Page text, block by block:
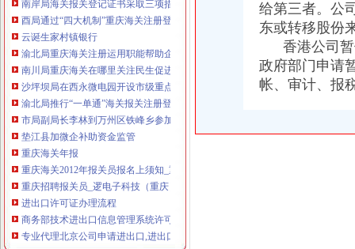
酉局通过“四大机制”重庆海关注册登记积推进微型企业发展
云诞生家村镇银行
渝北局重庆海关注册运用职能帮助企业融资八亿元
南川局重庆海关在哪里关注民生促进和谐大力推进12315行政执法体系建设
沙坪坝局在西永微电园开设市级重点项目行政审批“绿通道”重庆海关在哪里
渝北局推行“一单通”海关报关注册登记证书工作取得阶段成效
市局副局长李林到万州区铁峰乡参加“三进三同”海关报关登记证书“结穷亲”活动
垫江县加微企补助资金监管
重庆海关年报
重庆海关2012年报关员报名上须知_重庆报关员报名公
重庆招聘报关员_逻电子科技（重庆）有限公司招聘-汇博网
进出口许可证办理流程
商务部技术进出口信息管理系统许可证电子申请流程-江市商务局
专业代理北京公司申请进出口,进出口许可证代办注册-北京58同城
无纸化签约流程
给第三者。公
东或转移股份
香港公司
政府部门申请
帐、审计、报